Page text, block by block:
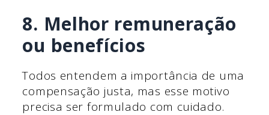
8. Melhor remuneração
ou benefícios
Todos entendem a importância de uma
compensação justa, mas esse motivo
precisa ser formulado com cuidado.